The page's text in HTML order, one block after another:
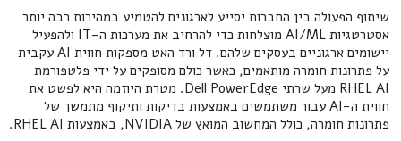
שיתוף הפעולה בין החברות יסייע לארגונים להטמיע במהירות רבה יותר
אסטרטגיות AI/ML מוצלחות כדי להרחיב את מערכות ה-IT ולהפעיל
יישומים ארגוניים בעסקים שלהם. דל ורד האט מספקות חווית AI עקבית
על פתרונות חומרה מותאמים, כאשר כולם מסופקים על ידי פלטפורמת
RHEL AI מעל שרתי Dell PowerEdge. מטרת היוזמה היא לפשט את
חווית ה-AI עבור משתמשים באמצעות בדיקות ותיקוף מתמשך של
פתרונות חומרה, כולל המחשוב המואץ של NVIDIA, באמצעות RHEL AI.